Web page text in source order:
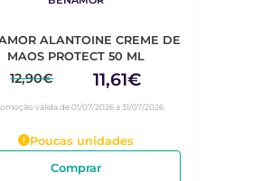
ALANTOINE CREME DE
MAOS PROTECT 50 ML
12,90€ 11,61€
válida de 01/07/2026 a 31/07/2026
Poucas unidades
Comprar